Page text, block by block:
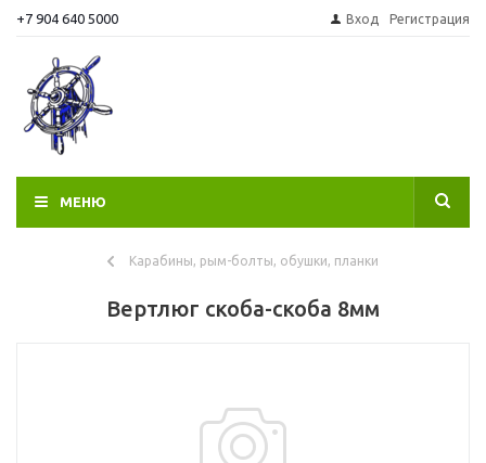
+7 904 640 5000 Вход Регистрация
МЕНЮ
Карабины, рым-болты, обушки, планки
Вертлюг скоба-скоба 8мм